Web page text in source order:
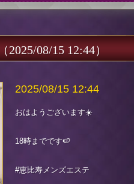
（2025/08/15 12:44）
2025/08/15 12:44
おはようございます☀️
18時までです🍉
#恵比寿メンズエステ